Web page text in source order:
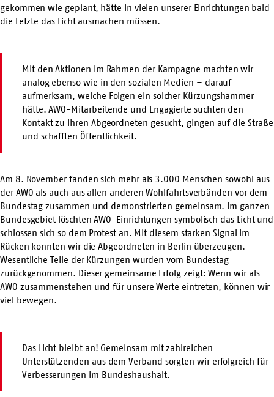
gekommen wie geplant, hätte in vielen unserer Einrichtungen bald
die Letzte das Licht ausmachen müssen.
Mit den Aktionen im Rahmen der Kampagne machten wir –
analog ebenso wie in den sozialen Medien – darauf
aufmerksam, welche Folgen ein solcher Kürzungshammer
hätte. AWO-Mitarbeitende und Engagierte suchten den
Kontakt zu ihren Abgeordneten gesucht, gingen auf die Straße
und schafften Öffentlichkeit.
Am 8. November fanden sich mehr als 3.000 Menschen sowohl aus
der AWO als auch aus allen anderen Wohlfahrtsverbänden vor dem
Bundestag zusammen und demonstrierten gemeinsam. Im ganzen
Bundesgebiet löschten AWO-Einrichtungen symbolisch das Licht und
schlossen sich so dem Protest an. Mit diesem starken Signal im
Rücken konnten wir die Abgeordneten in Berlin überzeugen.
Wesentliche Teile der Kürzungen wurden vom Bundestag
zurückgenommen. Dieser gemeinsame Erfolg zeigt: Wenn wir als
AWO zusammenstehen und für unsere Werte eintreten, können wir
viel bewegen.
Das Licht bleibt an! Gemeinsam mit zahlreichen
Unterstützenden aus dem Verband sorgten wir erfolgreich für
Verbesserungen im Bundeshaushalt.